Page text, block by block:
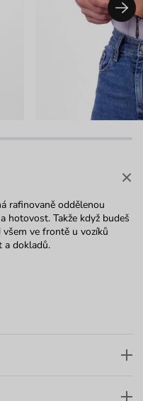
rafinovaně oddělenou
hotovost. Takže když budeš
ve frontě u vozíků
a dokladů.